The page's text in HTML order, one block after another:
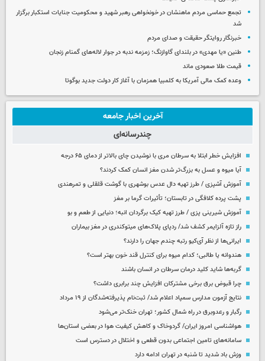
تجمع حماسی مردم ماهنشان در خونخواهی رهبر شهید و محکومیت جنایات استکبار برگزار
شد
خبرنگار روایتگر حقیقت و صدای مردم
طنین «یا مهدی» در بلندای گاوازنگ؛ زمزمه ندبه در جوار لاله‌های گمنام زنجان
قیمت طلا صعودی ماند
وعده کمک مالی آمریکا به کلمبیا همزمان با آغاز کار دولت جدید بوگوتا
آخرین اخبار جامعه
چندرسانه‌ای
افزایش خطر ابتلا به سرطان مری با نوشیدن چای بالاتر از دمای ۶۵ درجه
آیا میوه و عسل به بزرگ‌تر شدن مغز انسان کمک کردند؟
آموزش آشپزی / طرز تهیه دال عدس بوشهری با گوشت قلقلی و تمرهندی
پشت پرده کلافگی در تابستان؛ تأثیرات گرما بر مغز
آموزش شیرینی پزی / طرز تهیه کیک برگردان انبه؛ دنیایی از طعم و بو
راز تازه آلزایمر کشف شد/ ردپای پلاک‌های میتوکندری در مغز بیماران
ایرانی‌ها از نظر آی‌کیو رتبه چندم جهان را دارند؟
هندوانه یا طالبی؛ کدام‌ میوه برای کنترل قند خون بهتر است؟
گربه‌ها شاید کلید درمان سرطان در انسان باشند
چرا قبوض برق برخی مشترکان افزایش چند برابری داشت؟
نتایج آزمون مدارس سمپاد اعلام شد/ ثبت‌نام پذیرفته‌شدگان از ۱۹ مرداد
رگبار و رعدوبرق در راه شمال کشور؛ تهران خنک‌تر می‌شود
هواشناسی امروز ایران/ گردوخاک و کاهش کیفیت هوا در بعضی استان‌ها
سامانه‌های تامین اجتماعی بدون قطعی و اختلال در دسترس است
وزش باد شدید تا شنبه در تهران ادامه دارد